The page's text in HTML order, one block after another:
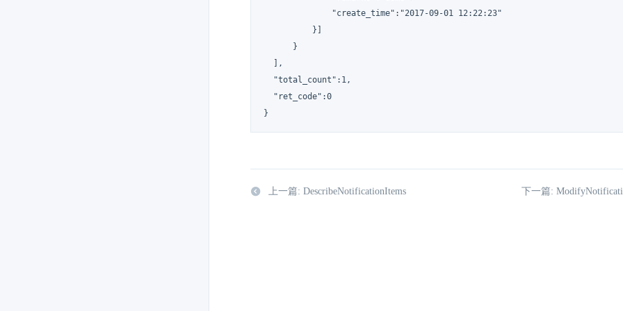
              "create_time":"2017-09-01 12:22:23"
          }]
      }
  ],
  "total_count":1,
  "ret_code":0
}
上一篇: DescribeNotificationItems 下一篇: